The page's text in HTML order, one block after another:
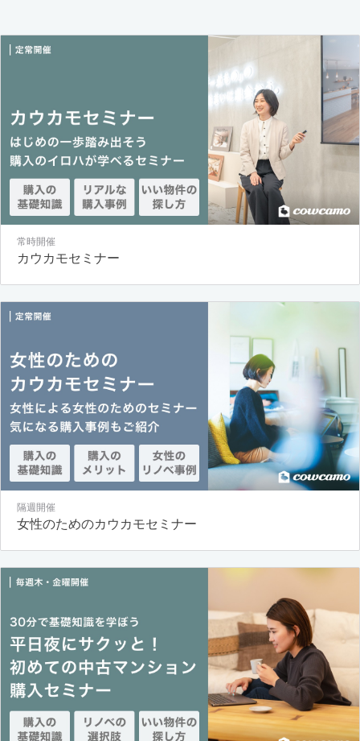
常時開催
カウカモセミナー
隔週開催
女性のためのカウカモセミナー